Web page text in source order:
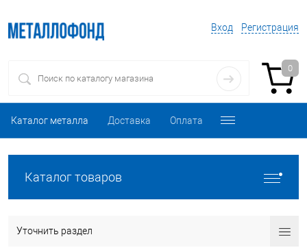
Вход Регистрация
0
Каталог металла Доставка Оплата
Каталог товаров
Уточнить раздел